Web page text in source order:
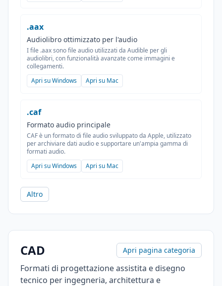
.aax
Audiolibro ottimizzato per l'audio
I file .aax sono file audio utilizzati da Audible per gli
audiolibri, con funzionalità avanzate come immagini e
collegamenti.
Apri su Windows
Apri su Mac
.caf
Formato audio principale
CAF è un formato di file audio sviluppato da Apple, utilizzato
per archiviare dati audio e supportare un'ampia gamma di
formati audio.
Apri su Windows
Apri su Mac
Altro
CAD Apri pagina categoria
Formati di progettazione assistita e disegno
tecnico per ingegneria, architettura e